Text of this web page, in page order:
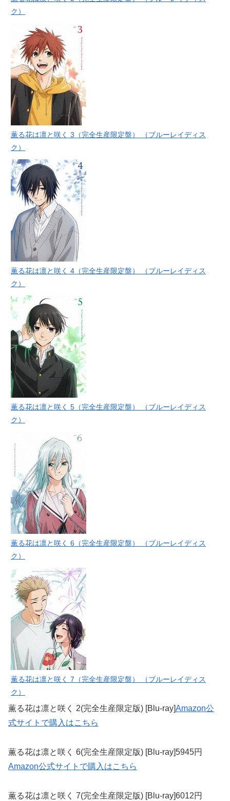
ク）
薫る花は凛と咲く 3（完全生産限定盤） （ブルーレイディス
ク）
薫る花は凛と咲く 4（完全生産限定盤） （ブルーレイディス
ク）
薫る花は凛と咲く 5（完全生産限定盤） （ブルーレイディス
ク）
薫る花は凛と咲く 6（完全生産限定盤） （ブルーレイディス
ク）
薫る花は凛と咲く 7（完全生産限定盤） （ブルーレイディス
ク）
薫る花は凛と咲く 2(完全生産限定版) [Blu-ray]Amazon公
式サイトで購入はこちら
薫る花は凛と咲く 6(完全生産限定版) [Blu-ray]5945円
Amazon公式サイトで購入はこちら
薫る花は凛と咲く 7(完全生産限定版) [Blu-ray]6012円